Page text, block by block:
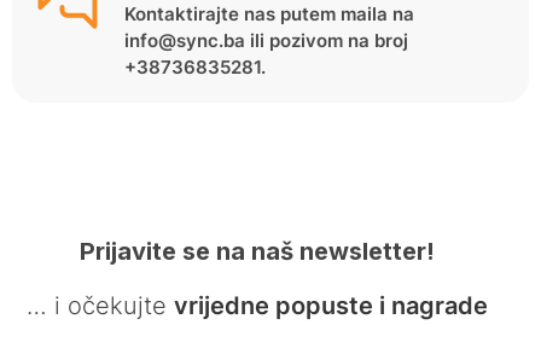
Kontaktirajte nas putem maila na
info@sync.ba ili pozivom na broj
+38736835281.
Prijavite se na naš newsletter!
… i očekujte vrijedne popuste i nagrade